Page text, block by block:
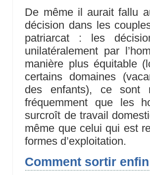
De même il aurait fallu
décision dans les
patriarcat : les
unilatéralement par
manière plus équitable
certains domaines
des enfants), ce sont
fréquemment que les
surcroît de travail
même que celui qui est
formes d’exploitation.
Comment sortir